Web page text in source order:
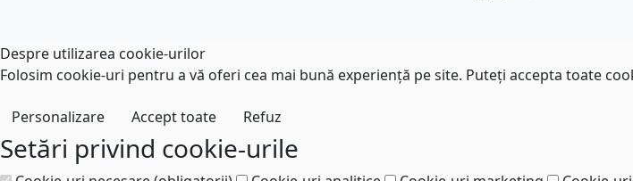
Despre utilizarea cookie-urilor
Folosim cookie-uri pentru a vă oferi cea mai bună experiență pe site. Puteți accepta toate
Personalizare Accept toate Refuz
Setări privind cookie-urile